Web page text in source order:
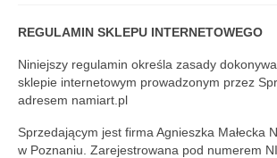
Bransoletki
Nausznice
Pierścionki
Wisiorki
REGULAMIN SKLEPU INTERNETOWEGO
Niniejszy regulamin określa zasady
sklepie internetowym prowadzonym przez
adresem namiart.pl
Sprzedającym jest firma Agnieszka Małecka
w Poznaniu. Zarejestrowana pod numerem